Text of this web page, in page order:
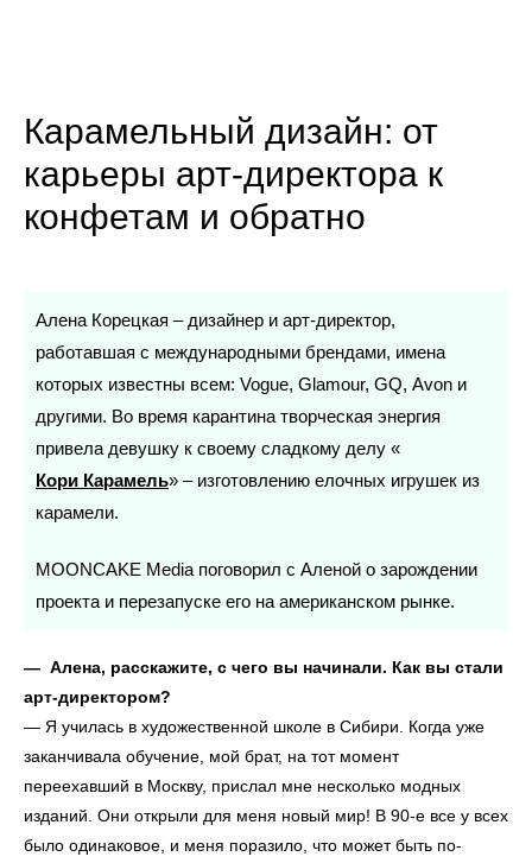
Карамельный дизайн: от
карьеры арт-директора к
конфетам и обратно
Алена Корецкая – дизайнер и арт-директор,
работавшая с международными брендами, имена
которых известны всем: Vogue, Glamour, GQ, Avon и
другими. Во время карантина творческая энергия
привела девушку к своему сладкому делу «
Кори Карамель» – изготовлению елочных игрушек из
карамели.
MOONCAKE Media поговорил с Аленой о зарождении
проекта и перезапуске его на американском рынке.
— Алена, расскажите, с чего вы начинали. Как вы стали
арт-директором?
— Я училась в художественной школе в Сибири. Когда уже
заканчивала обучение, мой брат, на тот момент
переехавший в Москву, прислал мне несколько модных
изданий. Они открыли для меня новый мир! В 90-е все у всех
было одинаковое, и меня поразило, что может быть по-